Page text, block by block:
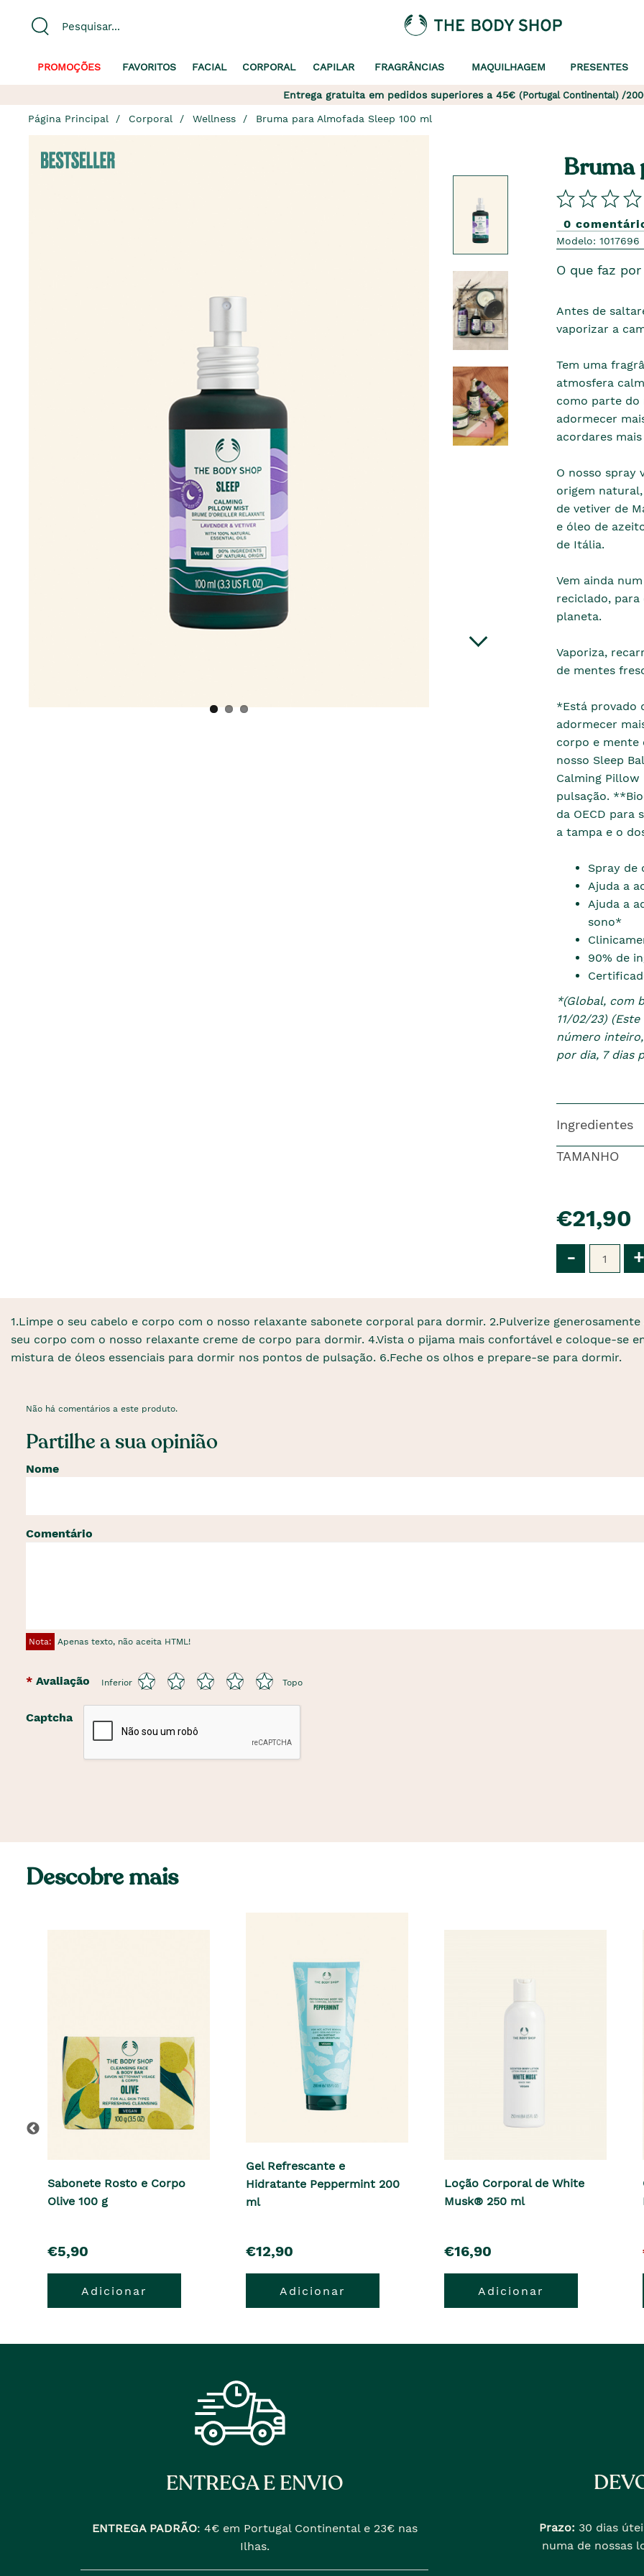
PROMOÇÕES FAVORITOS FACIAL CORPORAL CAPILAR FRAGRÂNCIAS MAQUILHAGEM PRESENTES
Entrega gratuita em pedidos superiores a 45€ (Portugal Continental) /
Página Principal Corporal Wellness Bruma para Almofada Sleep 100 ml
Bruma
0
Modelo: 1017696
O que faz
Antes de
vaporizar a
Tem uma
atmosfera
como parte do
adormecer
acordares
O nosso spray
origem
de vetiver de
e óleo de
de Itália.
Vem ainda
reciclado,
planeta.
Vaporiza,
de mentes
*Está provado
adormecer
corpo e mente
nosso Sleep
Calming Pillow
pulsação.
da OECD para
a tampa e o
Spray de
Ajuda a
Ajuda a
sono*
90% de
*(Global, com
11/02/23)
número
por dia, 7 dias
Ingredientes
TAMANHO
€21,90
- +
1.Limpe o seu cabelo e corpo com o nosso relaxante sabonete corporal para dormir. 2.Pulverize
seu corpo com o nosso relaxante creme de corpo para dormir. 4.Vista o pijama mais confortável e coloque-se
mistura de óleos essenciais para dormir nos pontos de pulsação. 6.Feche os olhos e prepare-se para dormir.
Não há comentários a este produto.
Partilhe a sua opinião
Nome
Comentário
Nota: Apenas texto, não aceita HTML!
Avaliação Inferior Topo
Captcha
Descobre mais
Sabonete Rosto e Corpo
Olive 100 g
pre�o
€5,90
Adicionar
Gel Refrescante e
Hidratante Peppermint 200
ml
pre�o
€12,90
Adicionar
Loção Corporal de White
Musk® 250 ml
pre�o
€16,90
Adicionar
ENTREGA E ENVIO
ENTREGA PADRÃO: 4€ em Portugal Continental e 23€ nas
Ilhas.
Prazo: 30 dias
numa de nossas